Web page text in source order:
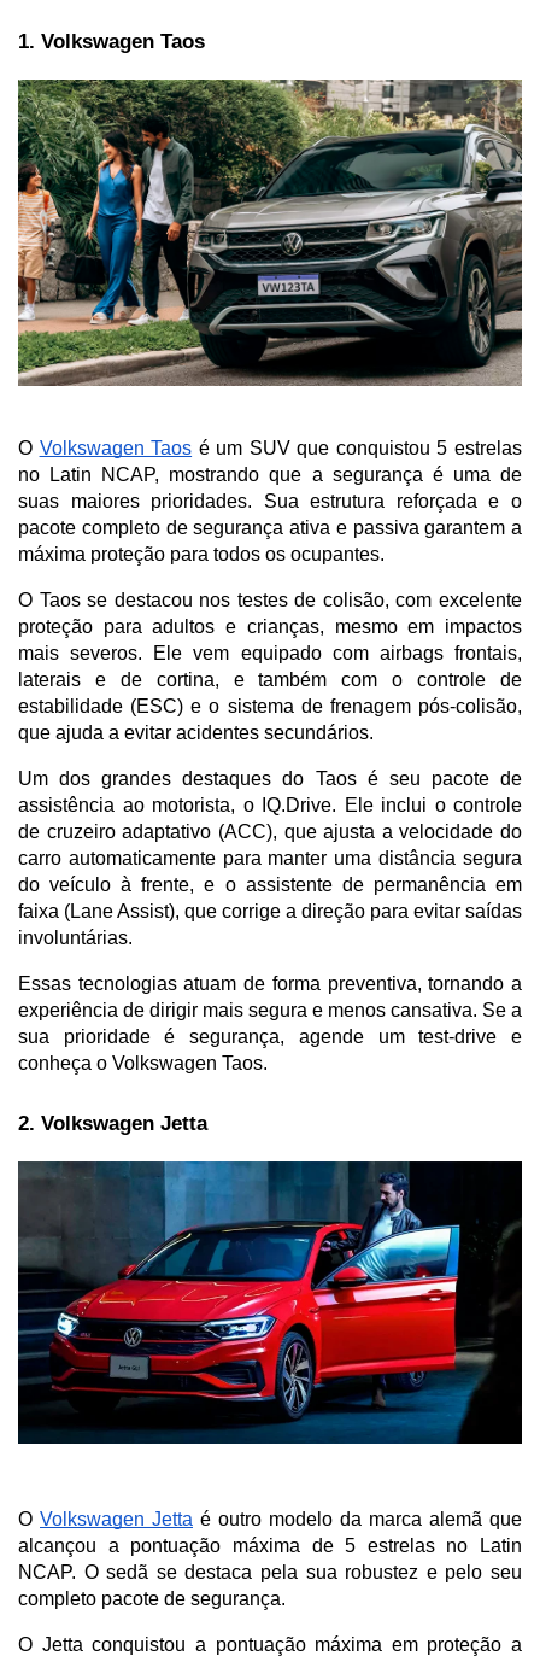
1. Volkswagen Taos
O Volkswagen Taos é um SUV que conquistou 5 estrelas
no Latin NCAP, mostrando que a segurança é uma de
suas maiores prioridades. Sua estrutura reforçada e o
pacote completo de segurança ativa e passiva garantem a
máxima proteção para todos os ocupantes.
O Taos se destacou nos testes de colisão, com excelente
proteção para adultos e crianças, mesmo em impactos
mais severos. Ele vem equipado com airbags frontais,
laterais e de cortina, e também com o controle de
estabilidade (ESC) e o sistema de frenagem pós-colisão,
que ajuda a evitar acidentes secundários.
Um dos grandes destaques do Taos é seu pacote de
assistência ao motorista, o IQ.Drive. Ele inclui o controle
de cruzeiro adaptativo (ACC), que ajusta a velocidade do
carro automaticamente para manter uma distância segura
do veículo à frente, e o assistente de permanência em
faixa (Lane Assist), que corrige a direção para evitar saídas
involuntárias.
Essas tecnologias atuam de forma preventiva, tornando a
experiência de dirigir mais segura e menos cansativa. Se a
sua prioridade é segurança, agende um test-drive e
conheça o Volkswagen Taos.
2. Volkswagen Jetta
O Volkswagen Jetta é outro modelo da marca alemã que
alcançou a pontuação máxima de 5 estrelas no Latin
NCAP. O sedã se destaca pela sua robustez e pelo seu
completo pacote de segurança.
O Jetta conquistou a pontuação máxima em proteção a